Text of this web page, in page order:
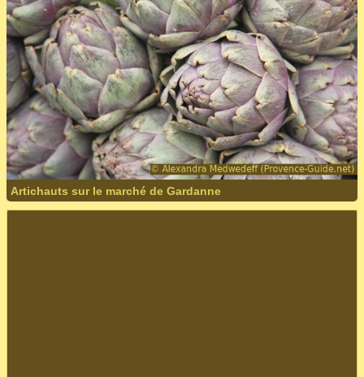
Artichauts sur le marché de Gardanne